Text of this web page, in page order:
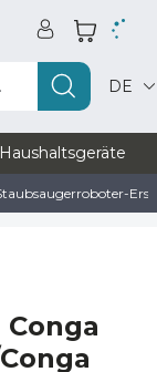
DE
Haushaltsgeräte